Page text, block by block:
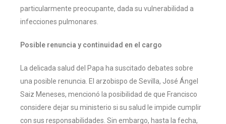
particularmente preocupante, dada su vulnerabilidad a
infecciones pulmonares.
Posible renuncia y continuidad en el cargo
La delicada salud del Papa ha suscitado debates sobre
una posible renuncia. El arzobispo de Sevilla, José Ángel
Saiz Meneses, mencionó la posibilidad de que Francisco
considere dejar su ministerio si su salud le impide cumplir
con sus responsabilidades. Sin embargo, hasta la fecha,